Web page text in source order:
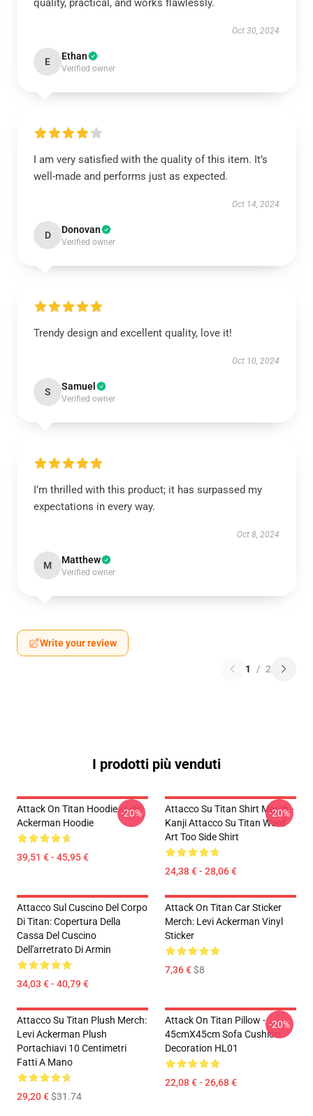
quality, practical, and works flawlessly.
Oct 30, 2024
E Ethan
Verified owner
I am very satisfied with the quality of this item. It’s
well-made and performs just as expected.
Oct 14, 2024
D Donovan
Verified owner
Trendy design and excellent quality, love it!
Oct 10, 2024
S Samuel
Verified owner
I’m thrilled with this product; it has surpassed my
expectations in every way.
Oct 8, 2024
M Matthew
Verified owner
Write your review
1 / 2
I prodotti più venduti
Attack On Titan Hoodie - Levi
Ackerman Hoodie
39,51 € - 45,95 €
-20%
Attacco Su Titan Shirt Merch -
Kanji Attacco Su Titan Word
Art Too Side Shirt
24,38 € - 28,06 €
-20%
Attacco Sul Cuscino Del Corpo
Di Titan: Copertura Della
Cassa Del Cuscino
Dell'arretrato Di Armin
34,03 € - 40,79 €
Attack On Titan Car Sticker
Merch: Levi Ackerman Vinyl
Sticker
7,36 €$8
Attacco Su Titan Plush Merch:
Levi Ackerman Plush
Portachiavi 10 Centimetri
Fatti A Mano
29,20 €$31.74
Attack On Titan Pillow -
45cmX45cm Sofa Cushion
Decoration HL01
22,08 € - 26,68 €
-20%